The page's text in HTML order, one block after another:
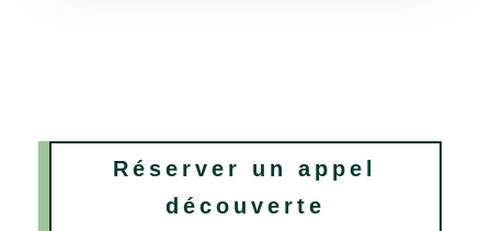
Réserver un appel
découverte